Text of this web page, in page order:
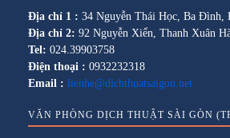
Địa chỉ 1 : 34 Nguyễn Thái Học, Ba Đình,
Địa chỉ 2: 92 Nguyễn Xiển, Thanh Xuân
Tel: 024.39903758
Điện thoại : 0932232318
Email : lienhe@dichthuatsaigon.net
VĂN PHÒNG DỊCH THUẬT SÀI GÒN